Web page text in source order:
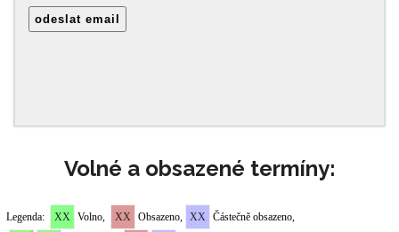
Volné a obsazené termíny: